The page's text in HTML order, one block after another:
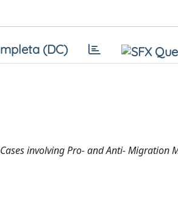
(DC)
involving Pro- and Anti- Migration